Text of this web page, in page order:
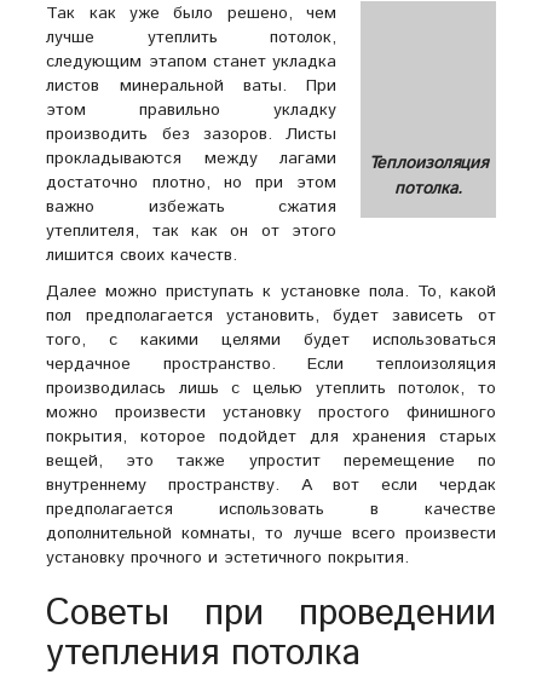
Теплоизоляция
потолка.
Так как уже было решено, чем
лучше утеплить потолок,
следующим этапом станет укладка
листов минеральной ваты. При
этом правильно укладку
производить без зазоров. Листы
прокладываются между лагами
достаточно плотно, но при этом
важно избежать сжатия
утеплителя, так как он от этого
лишится своих качеств.
Далее можно приступать к установке пола. То, какой
пол предполагается установить, будет зависеть от
того, с какими целями будет использоваться
чердачное пространство. Если теплоизоляция
производилась лишь с целью утеплить потолок, то
можно произвести установку простого финишного
покрытия, которое подойдет для хранения старых
вещей, это также упростит перемещение по
внутреннему пространству. А вот если чердак
предполагается использовать в качестве
дополнительной комнаты, то лучше всего произвести
установку прочного и эстетичного покрытия.
Советы при проведении
утепления потолка